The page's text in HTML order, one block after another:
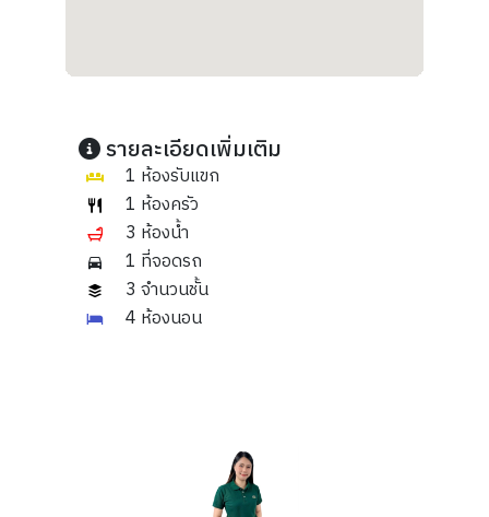
รายละเอียดเพิ่มเติม
1 ห้องรับแขก
1 ห้องครัว
3 ห้องน้ำ
1 ที่จอดรถ
3 จำนวนชั้น
4 ห้องนอน